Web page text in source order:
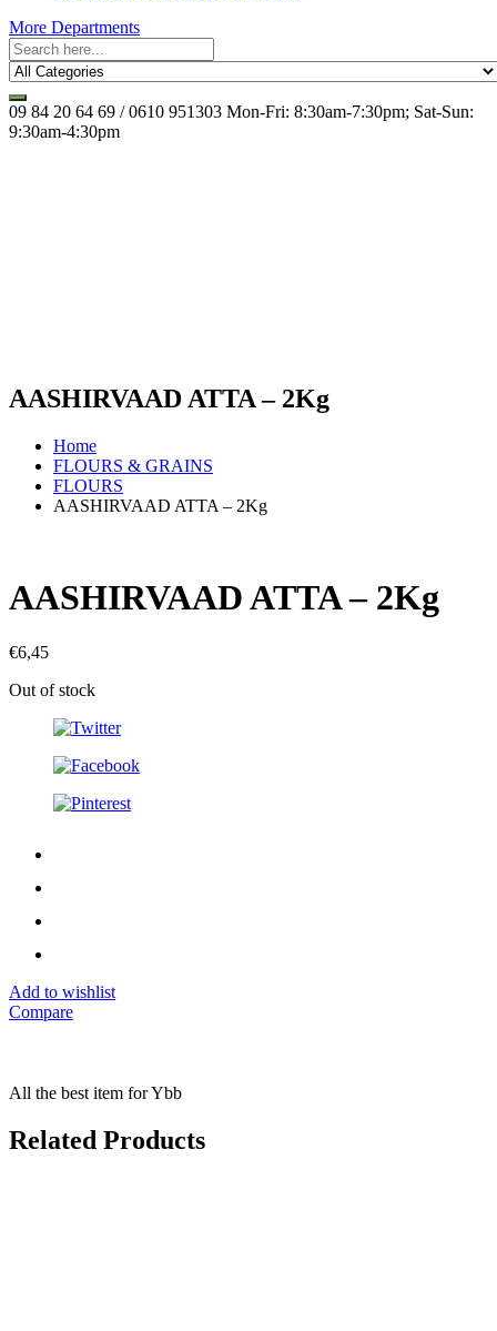
More Departments
09 84 20 64 69 / 0610 951303 Mon-Fri: 8:30am-7:30pm; Sat-Sun:
9:30am-4:30pm
AASHIRVAAD ATTA – 2Kg
Home
FLOURS & GRAINS
FLOURS
AASHIRVAAD ATTA – 2Kg
AASHIRVAAD ATTA – 2Kg
€6,45
Out of stock
Add to wishlist
Compare
All the best item for Ybb
Related Products